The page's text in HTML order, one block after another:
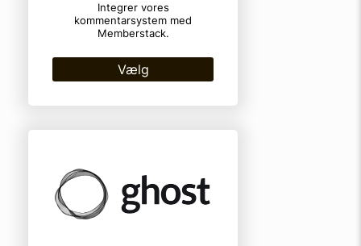
Integrer vores
kommentarsystem med
Memberstack.
Vælg